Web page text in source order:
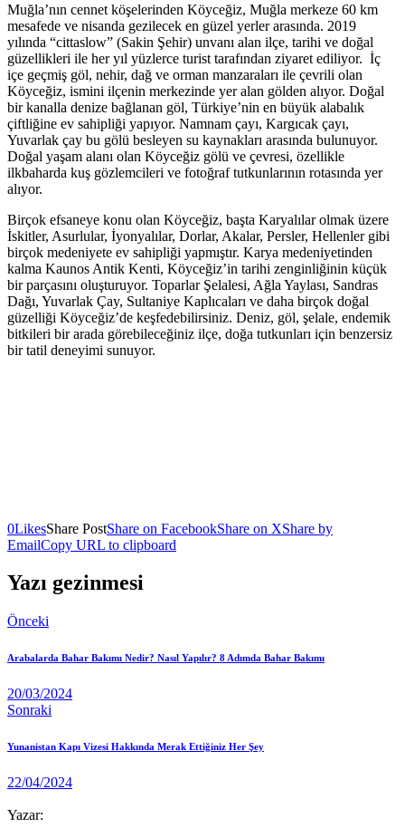
Muğla’nın cennet köşelerinden Köyceğiz, Muğla merkeze 60 km
mesafede ve nisanda gezilecek en güzel yerler arasında. 2019
yılında “cittaslow” (Sakin Şehir) unvanı alan ilçe, tarihi ve doğal
güzellikleri ile her yıl yüzlerce turist tarafından ziyaret ediliyor. İç
içe geçmiş göl, nehir, dağ ve orman manzaraları ile çevrili olan
Köyceğiz, ismini ilçenin merkezinde yer alan gölden alıyor. Doğal
bir kanalla denize bağlanan göl, Türkiye’nin en büyük alabalık
çiftliğine ev sahipliği yapıyor. Namnam çayı, Kargıcak çayı,
Yuvarlak çay bu gölü besleyen su kaynakları arasında bulunuyor.
Doğal yaşam alanı olan Köyceğiz gölü ve çevresi, özellikle
ilkbaharda kuş gözlemcileri ve fotoğraf tutkunlarının rotasında yer
alıyor.
Birçok efsaneye konu olan Köyceğiz, başta Karyalılar olmak üzere
İskitler, Asurlular, İyonyalılar, Dorlar, Akalar, Persler, Hellenler gibi
birçok medeniyete ev sahipliği yapmıştır. Karya medeniyetinden
kalma Kaunos Antik Kenti, Köyceğiz’in tarihi zenginliğinin küçük
bir parçasını oluşturuyor. Toparlar Şelalesi, Ağla Yaylası, Sandras
Dağı, Yuvarlak Çay, Sultaniye Kaplıcaları ve daha birçok doğal
güzelliği Köyceğiz’de keşfedebilirsiniz. Deniz, göl, şelale, endemik
bitkileri bir arada görebileceğiniz ilçe, doğa tutkunları için benzersiz
bir tatil deneyimi sunuyor.
0LikesShare PostShare on FacebookShare on XShare by
EmailCopy URL to clipboard
Yazı gezinmesi
Önceki
Arabalarda Bahar Bakımı Nedir? Nasıl Yapılır? 8 Adımda Bahar Bakımı
20/03/2024
Sonraki
Yunanistan Kapı Vizesi Hakkında Merak Ettiğiniz Her Şey
22/04/2024
Yazar: